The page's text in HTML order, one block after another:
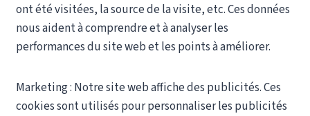
ont été visitées, la source de la visite, etc. Ces données
nous aident à comprendre et à analyser les
performances du site web et les points à améliorer.
Marketing : Notre site web affiche des publicités. Ces
cookies sont utilisés pour personnaliser les publicités